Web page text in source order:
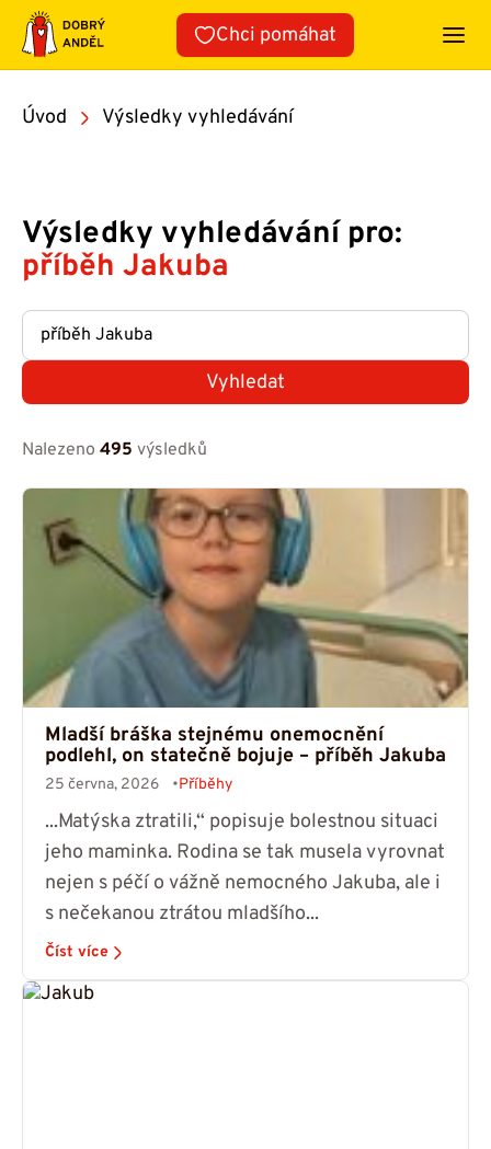
Přeskočit
obsah
Chci pomáhat
Úvod Výsledky vyhledávání
Výsledky vyhledávání pro:
příběh Jakuba
Vyhledat
Nalezeno 495 výsledků
Mladší bráška stejnému onemocnění
podlehl, on statečně bojuje – příběh Jakuba
25 června, 2026 Příběhy
...Matýska ztratili,“ popisuje bolestnou situaci
jeho maminka. Rodina se tak musela vyrovnat
nejen s péčí o vážně nemocného Jakuba, ale i
s nečekanou ztrátou mladšího...
Číst více